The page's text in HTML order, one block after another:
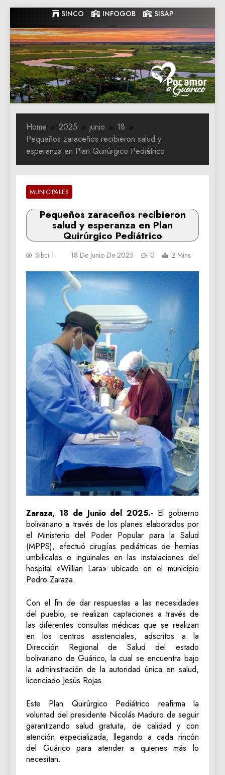
to
content
SINCO INFOGOB SISAP
Gobernacion
de Guarico
Gobernacion de Guarico
Home 2025 junio
18
Pequeños zaraceños recibieron salud y
esperanza en Plan Quirúrgico Pediátrico
MUNICIPALES
Pequeños zaraceños recibieron
salud y esperanza en Plan
Quirúrgico Pediátrico
Sibci 1 18 De Junio De 2025 0 2 Mins
Zaraza, 18 de Junio del 2025.- El gobierno
bolivariano a través de los planes elaborados por
el Ministerio del Poder Popular para la Salud
(MPPS), efectuó cirugías pediátricas de hernias
umbilicales e inguinales en las instalaciones del
hospital «Willian Lara» ubicado en el municipio
Pedro Zaraza.
Con el fin de dar respuestas a las necesidades
del pueblo, se realizan captaciones a través de
las diferentes consultas médicas que se realizan
en los centros asistenciales, adscritos a la
Dirección Regional de Salud del estado
bolivariano de Guárico, la cual se encuentra bajo
la administración de la autoridad única en salud,
licenciado Jesús Rojas.
Este Plan Quirúrgico Pediátrico reafirma la
voluntad del presidente Nicolás Maduro de seguir
garantizando salud gratuita, de calidad y con
atención especializada, llegando a cada rincón
del Guárico para atender a quienes más lo
necesitan.